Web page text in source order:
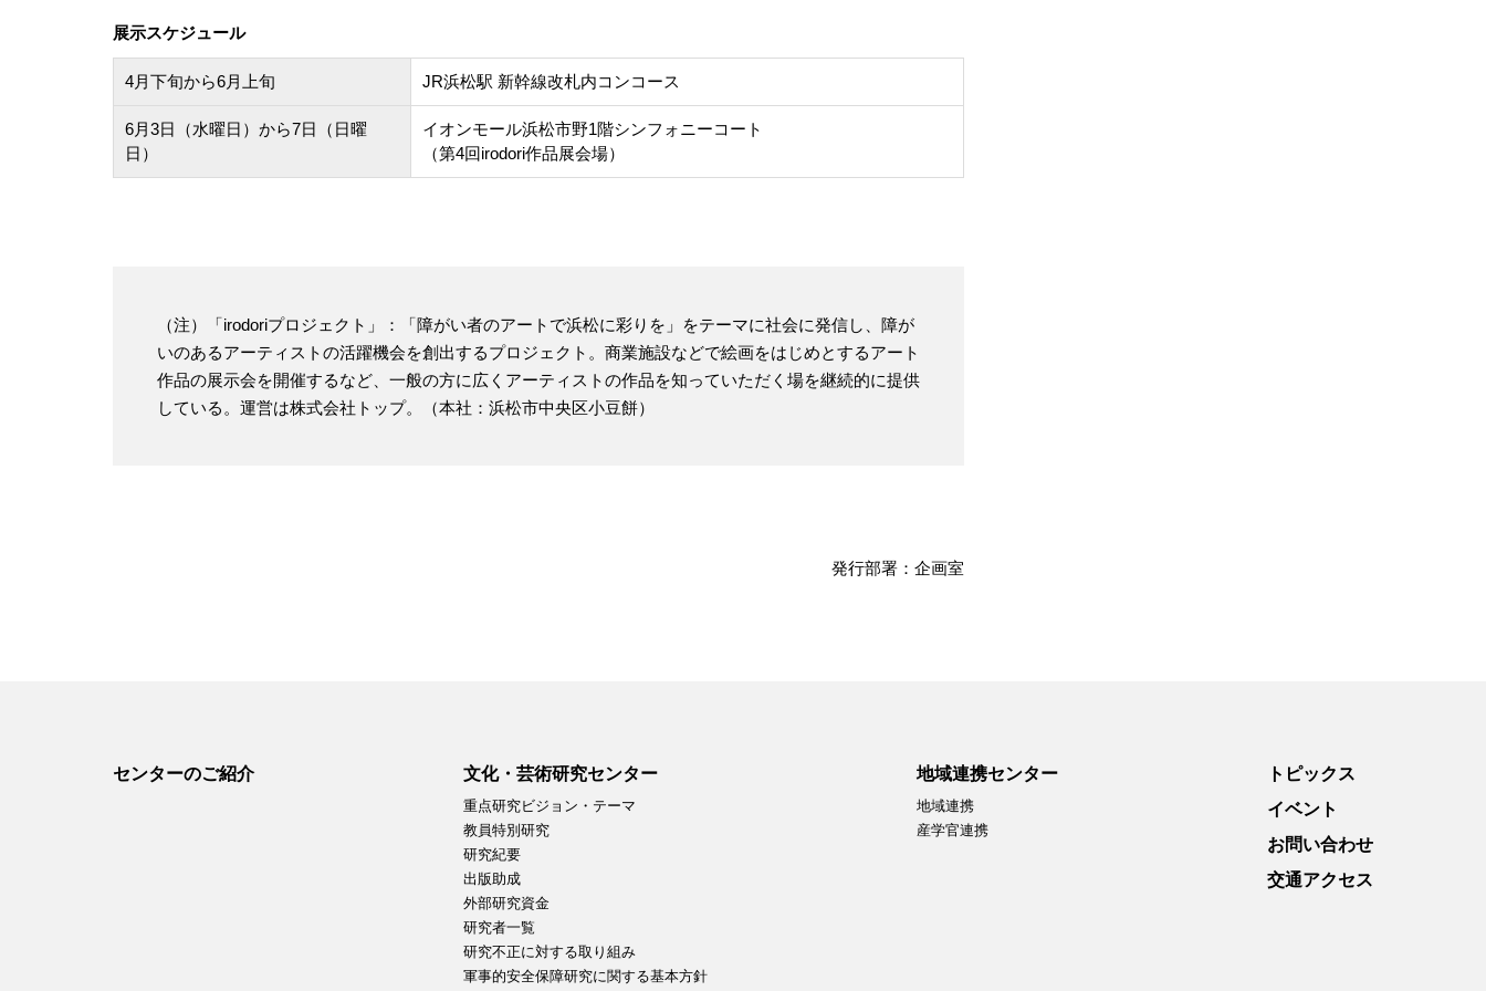
展示スケジュール
4月下旬から6月上旬 JR浜松駅 新幹線改札内コンコース
6月3日（水曜日）から7日（日曜
日）
イオンモール浜松市野1階シンフォニーコート
（第4回irodori作品展会場）
（注）「irodoriプロジェクト」：「障がい者のアートで浜松に彩りを」をテーマに社会に発信し、障が
いのあるアーティストの活躍機会を創出するプロジェクト。商業施設などで絵画をはじめとするアート
作品の展示会を開催するなど、一般の方に広くアーティストの作品を知っていただく場を継続的に提供
している。運営は株式会社トップ。（本社：浜松市中央区小豆餅）
発行部署：企画室
センターのご紹介 文化・芸術研究センター
重点研究ビジョン・テーマ
教員特別研究
研究紀要
出版助成
外部研究資金
研究者一覧
研究不正に対する取り組み
軍事的安全保障研究に関する基本方針
地域連携センター
地域連携
産学官連携
トピックス
イベント
お問い合わせ
交通アクセス